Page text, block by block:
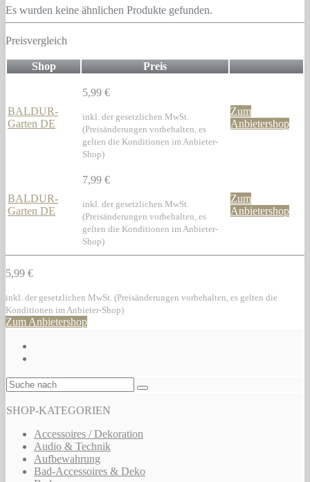
Es wurden keine ähnlichen Produkte gefunden.
Preisvergleich
Shop Preis
BALDUR-
Garten DE
5,99 €
inkl. der gesetzlichen MwSt.
(Preisänderungen vorbehalten, es
gelten die Konditionen im Anbieter-
Shop)
Zum
Anbietershop
BALDUR-
Garten DE
7,99 €
inkl. der gesetzlichen MwSt.
(Preisänderungen vorbehalten, es
gelten die Konditionen im Anbieter-
Shop)
Zum
Anbietershop
5,99 €
inkl. der gesetzlichen MwSt. (Preisänderungen vorbehalten, es gelten die
Konditionen im Anbieter-Shop)
Zum Anbietershop
SHOP-KATEGORIEN
Accessoires / Dekoration
Audio & Technik
Aufbewahrung
Bad-Accessoires & Deko